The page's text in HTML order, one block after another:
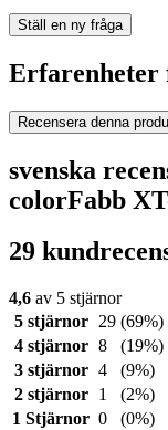
Ställ en ny fråga
Erfarenheter
Recensera denna
svenska
colorFabb
29
4,6 av 5 stjärnor
5 stjärnor
29 (69%)
4 stjärnor 8
(19%)
3 stjärnor 4
(9%)
2 stjärnor
1
(2%)
1 Stjärnor 0 (0%)